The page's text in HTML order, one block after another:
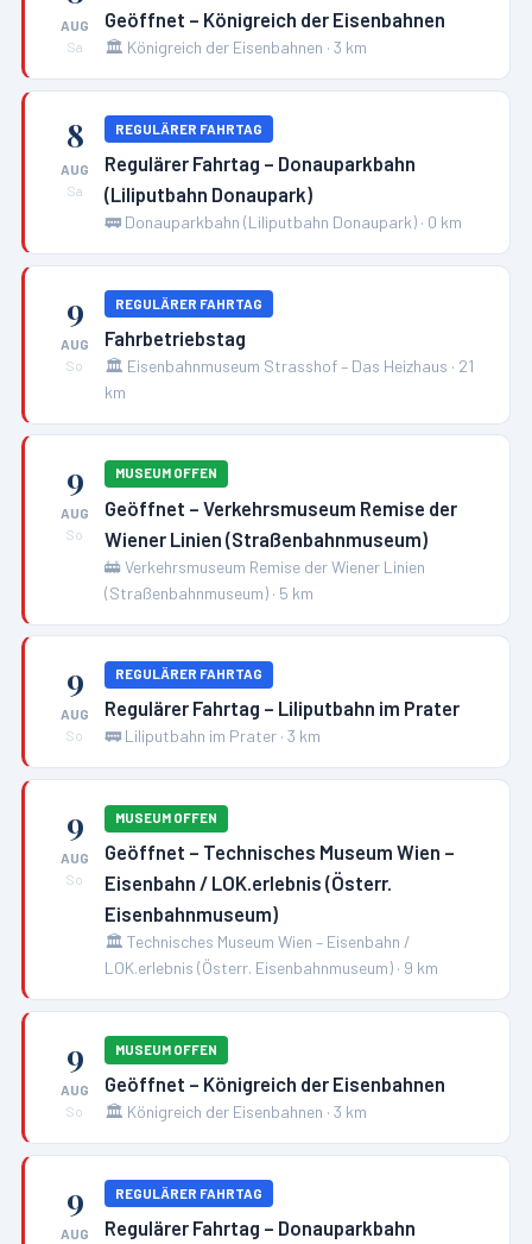
AUG
Sa
Geöffnet – Königreich der Eisenbahnen
🏛️ Königreich der Eisenbahnen ·3 km
8
AUG
Sa
REGULÄRER FAHRTAG
Regulärer Fahrtag – Donauparkbahn
(Liliputbahn Donaupark)
🚃 Donauparkbahn (Liliputbahn Donaupark) · 0 km
9
AUG
So
REGULÄRER FAHRTAG
Fahrbetriebstag
🏛️ Eisenbahnmuseum Strasshof – Das Heizhaus · 21
km
9
AUG
So
MUSEUM OFFEN
Geöffnet – Verkehrsmuseum Remise der
Wiener Linien (Straßenbahnmuseum)
🚋 Verkehrsmuseum Remise der Wiener Linien
(Straßenbahnmuseum) · 5 km
9
AUG
So
REGULÄRER FAHRTAG
Regulärer Fahrtag – Liliputbahn im Prater
🚃 Liliputbahn im Prater ·3 km
9
AUG
So
MUSEUM OFFEN
Geöffnet – Technisches Museum Wien –
Eisenbahn / LOK.erlebnis (Österr.
Eisenbahnmuseum)
🏛️ Technisches Museum Wien – Eisenbahn /
LOK.erlebnis (Österr. Eisenbahnmuseum) · 9 km
9
AUG
So
MUSEUM OFFEN
Geöffnet – Königreich der Eisenbahnen
🏛️ Königreich der Eisenbahnen ·3 km
9
AUG
REGULÄRER FAHRTAG
Regulärer Fahrtag – Donauparkbahn